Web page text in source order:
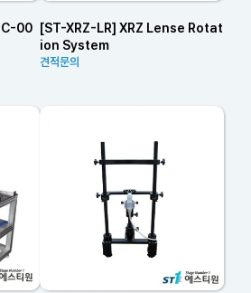
00 [ST-XRZ-LR] XRZ Lense Rotat
ion System
견적문의